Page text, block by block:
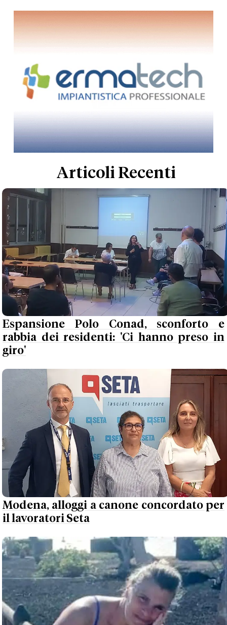
Articoli Recenti
Espansione Polo Conad, sconforto e
rabbia dei residenti: 'Ci hanno preso in
giro'
Modena, alloggi a canone concordato per
il lavoratori Seta